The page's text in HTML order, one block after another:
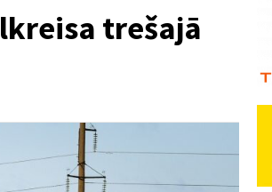
trešajā